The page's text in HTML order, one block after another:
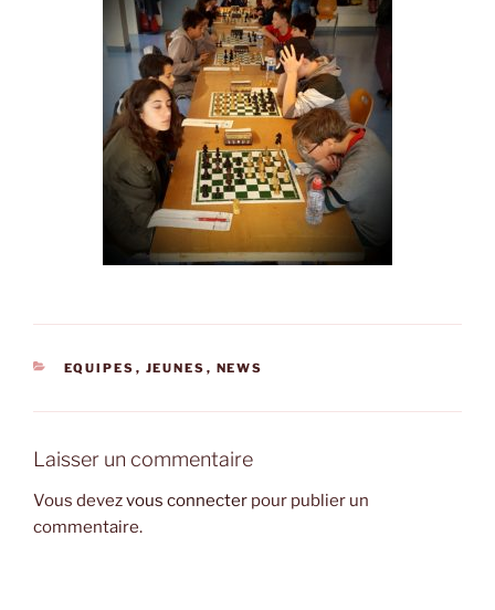
CATÉGORIES
EQUIPES , JEUNES , NEWS
Laisser un commentaire
Vous devezvous connecter pour publier un
commentaire.